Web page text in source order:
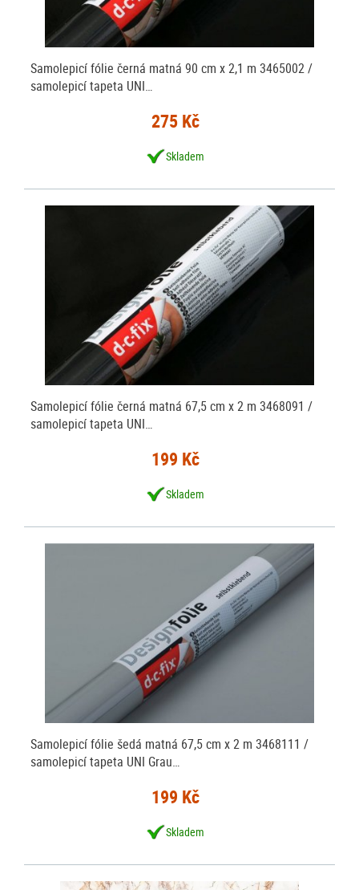
Samolepicí fólie černá matná 90 cm x 2,1 m 3465002 /
samolepicí tapeta UNI…
275 Kč
Skladem
Samolepicí fólie černá matná 67,5 cm x 2 m 3468091 /
samolepicí tapeta UNI…
199 Kč
Skladem
Samolepicí fólie šedá matná 67,5 cm x 2 m 3468111 /
samolepicí tapeta UNI Grau…
199 Kč
Skladem